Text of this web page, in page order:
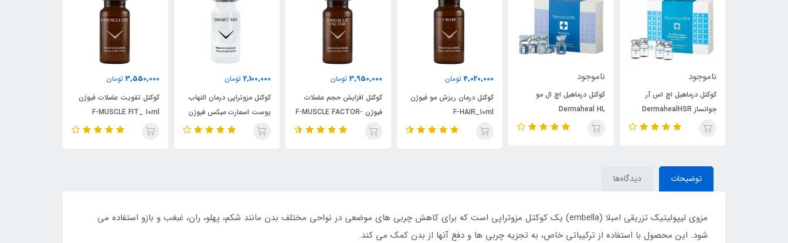
ناموجود
کوکتل درماهیل اچ اس آر
جوانساز DermahealHSR
ناموجود
کوکتل درماهیل اچ ال مو
Dermaheal HL
4,020,000 تومان
کوکتل درمان ریزش مو فیوژن
F-HAIR_10ml
3,950,000 تومان
کوکتل افزایش حجم عضلات
فیوژن F-MUSCLE FACTOR-
10ml
2,100,000 تومان
کوکتل مزوتراپی درمان التهاب
پوست اسمارت میکس فیوژن
F-SMART MIX_10ml
3,550,000 تومان
کوکتل تقویت عضلات فیوژن
F-MUSCLE FIT_ 10ml
توضیحات دیدگاه‌ها
مزوی لیپولیتیک تزریقی امبلا (embella) یک کوکتل مزوتراپی است که برای کاهش چربی های موضعی در نواحی مختلف بدن مانند شکم، پهلو، ران، غبغب و بازو استفاده می
شود. این محصول با استفاده از ترکیباتی خاص، به تجزیه چربی ها و دفع آنها از بدن کمک می کند.